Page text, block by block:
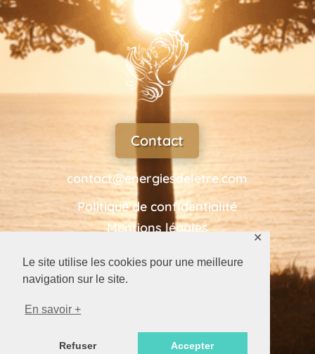
Le site utilise les cookies pour une meilleure
navigation sur le site.
En savoir +
Refuser Accepter
✕
Contact
contact@energiesdeletre.com
Politique de confidentialité
Mentions légales